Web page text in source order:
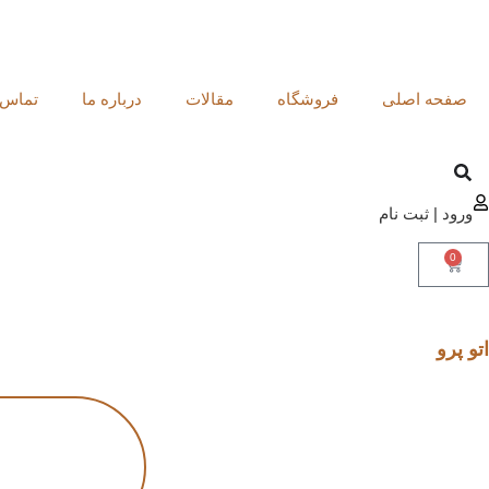
صفحه اصلی فروشگاه مقالات درباره ما تماس
ورود | ثبت نام
0
اتو پرو